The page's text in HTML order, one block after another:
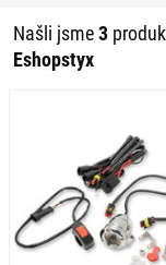
Našli jsme3
Eshopstyx